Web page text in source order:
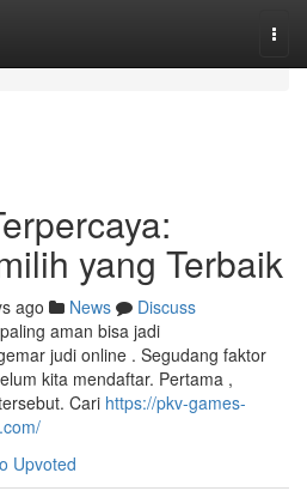
yang Terbaik
ago News
Discuss
aman bisa jadi
judi online . Segudang faktor
kita mendaftar. Pertama ,
Cari https://pkv-games-
Upvoted